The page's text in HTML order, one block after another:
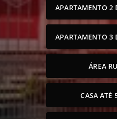
APARTAMENTO 2
APARTAMENTO 3
ÁREA
CASA ATÉ